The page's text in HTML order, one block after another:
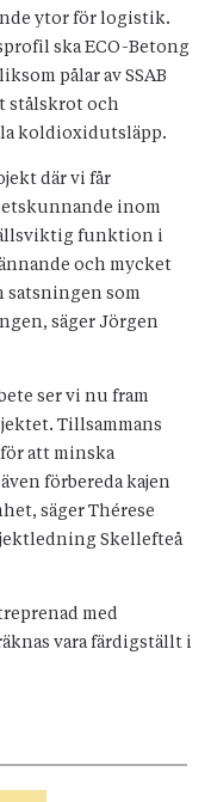
ytor för logistik.
ska ECO-Betong
pålar av SSAB
stålskrot och
koldioxidutsläpp.
där vi får
inom
funktion i
och mycket
satsningen som
säger Jörgen
ser vi nu fram
Tillsammans
att minska
förbereda kajen
säger Thérese
Skellefteå
med
vara färdigställt i